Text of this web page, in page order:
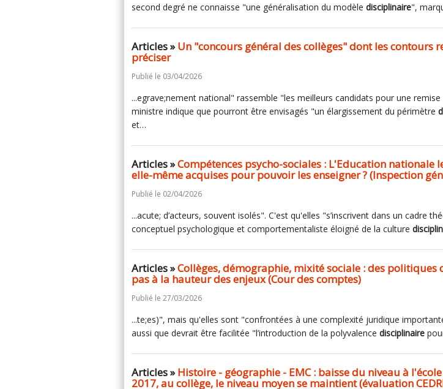
second degré ne connaisse "une généralisation du modèle disciplinaire",
Articles »Un "concours général des collèges" dont les contours
préciser
Publié le 03/04/2026
...egrave;nement national" rassemble "les meilleurs candidats pour une remise
ministre indique que pourront être envisagés "un élargissement du périmètre
et…
Articles »Compétences psycho-sociales : L'Education nationale
elle-même acquises pour pouvoir les enseigner ? (Inspection
Publié le 02/04/2026
...acute; d’acteurs, souvent isolés". C'est qu'elles "s’inscrivent dans un cadre
conceptuel psychologique et comportementaliste éloigné de la culture
Articles »Collèges, démographie, mixité sociale : des politiques
pas à la hauteur des enjeux (Cour des comptes)
Publié le 27/03/2026
...te;es)", mais qu'elles sont "confrontées à une complexité juridique
aussi que devrait être facilitée "l’introduction de la polyvalence disciplinaire
Articles »Histoire - géographie - EMC : baisse du niveau à
2017, au collège, le niveau moyen se maintient (évaluation